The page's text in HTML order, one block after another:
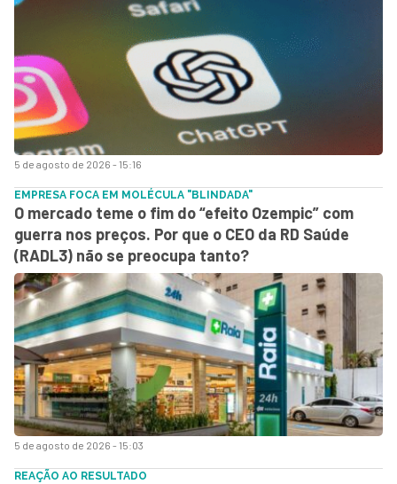
5 de agosto de 2026 - 15:16
5 de agosto de 2026 - 15:03
EMPRESA FOCA EM MOLÉCULA "BLINDADA"
O mercado teme o fim do “efeito Ozempic” com
guerra nos preços. Por que o CEO da RD Saúde
(RADL3) não se preocupa tanto?
REAÇÃO AO RESULTADO